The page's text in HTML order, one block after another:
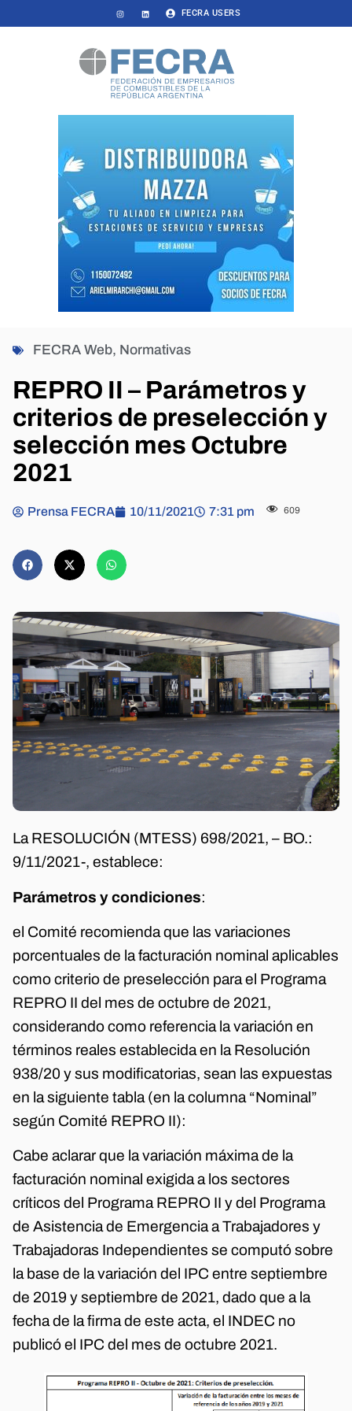
FECRA USERS
FECRA Web, Normativas
REPRO II – Parámetros y
criterios de preselección y
selección mes Octubre
2021
Prensa FECRA 10/11/2021 7:31 pm 609
La RESOLUCIÓN (MTESS) 698/2021, – BO.:
9/11/2021-, establece:
Parámetros y condiciones:
el Comité recomienda que las variaciones
porcentuales de la facturación nominal aplicables
como criterio de preselección para el Programa
REPRO II del mes de octubre de 2021,
considerando como referencia la variación en
términos reales establecida en la Resolución
938/20 y sus modificatorias, sean las expuestas
en la siguiente tabla (en la columna “Nominal”
según Comité REPRO II):
Cabe aclarar que la variación máxima de la
facturación nominal exigida a los sectores
críticos del Programa REPRO II y del Programa
de Asistencia de Emergencia a Trabajadores y
Trabajadoras Independientes se computó sobre
la base de la variación del IPC entre septiembre
de 2019 y septiembre de 2021, dado que a la
fecha de la firma de este acta, el INDEC no
publicó el IPC del mes de octubre 2021.